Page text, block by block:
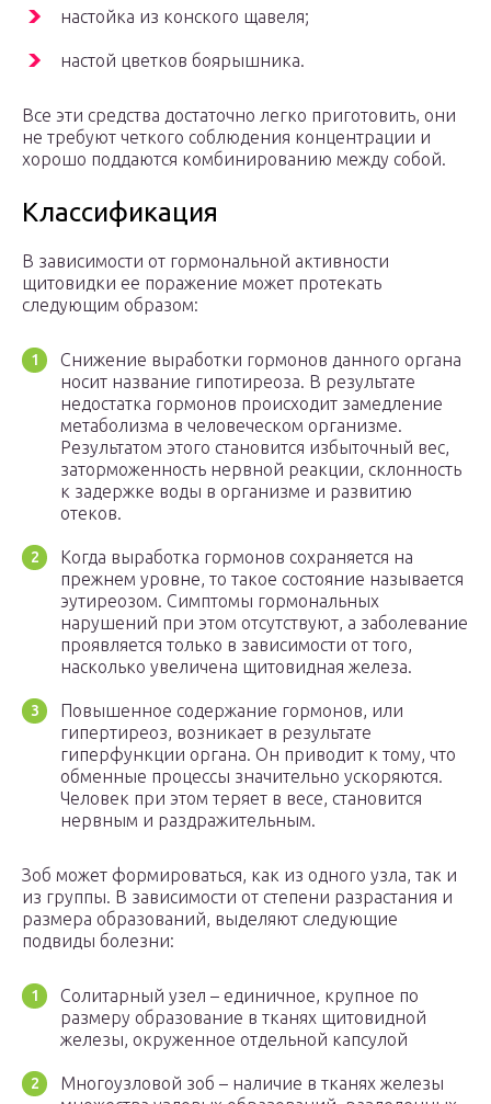
настойка из конского щавеля;
настой цветков боярышника.
Все эти средства достаточно легко приготовить, они
не требуют четкого соблюдения концентрации и
хорошо поддаются комбинированию между собой.
Классификация
В зависимости от гормональной активности
щитовидки ее поражение может протекать
следующим образом:
Снижение выработки гормонов данного органа
носит название гипотиреоза. В результате
недостатка гормонов происходит замедление
метаболизма в человеческом организме.
Результатом этого становится избыточный вес,
заторможенность нервной реакции, склонность
к задержке воды в организме и развитию
отеков.
Когда выработка гормонов сохраняется на
прежнем уровне, то такое состояние называется
эутиреозом. Симптомы гормональных
нарушений при этом отсутствуют, а заболевание
проявляется только в зависимости от того,
насколько увеличена щитовидная железа.
Повышенное содержание гормонов, или
гипертиреоз, возникает в результате
гиперфункции органа. Он приводит к тому, что
обменные процессы значительно ускоряются.
Человек при этом теряет в весе, становится
нервным и раздражительным.
Зоб может формироваться, как из одного узла, так и
из группы. В зависимости от степени разрастания и
размера образований, выделяют следующие
подвиды болезни:
Солитарный узел – единичное, крупное по
размеру образование в тканях щитовидной
железы, окруженное отдельной капсулой
Многоузловой зоб – наличие в тканях железы